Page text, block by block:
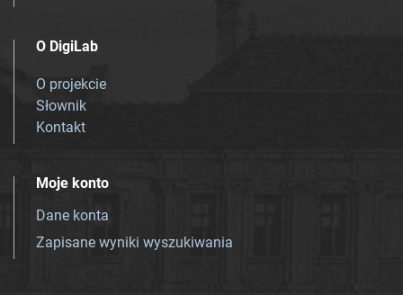
O DigiLab
O projekcie
Słownik
Kontakt
Moje konto
Dane konta
Zapisane wyniki wyszukiwania